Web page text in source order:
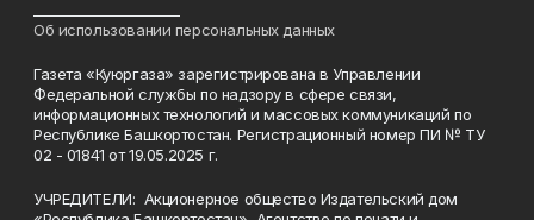
Об использовании персональных данных
Газета «Куюргаза» зарегистрирована в Управлении
Федеральной службы по надзору в сфере связи,
информационных технологий и массовых коммуникаций по
Республике Башкортостан. Регистрационный номер ПИ № ТУ
02 - 01841 от 19.05.2025 г.
УЧРЕДИТЕЛИ: Акционерное общество Издательский дом